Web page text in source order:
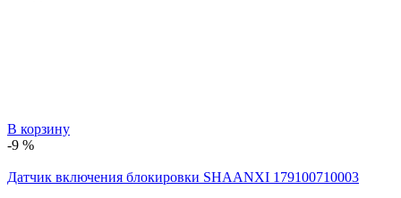
В корзину
-9 %
Датчик включения блокировки SHAANXI 179100710003